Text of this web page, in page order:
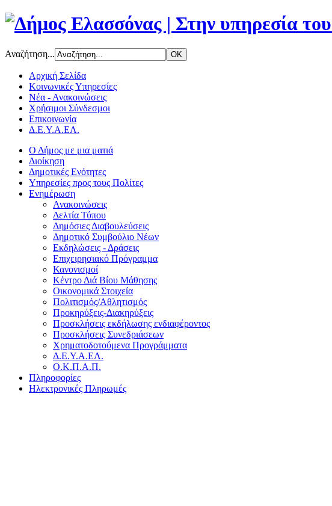
Αναζήτηση...
Αρχική Σελίδα
Κοινωνικές Υπηρεσίες
Νέα - Ανακοινώσεις
Χρήσιμοι Σύνδεσμοι
Επικοινωνία
Δ.Ε.Υ.Α.ΕΛ.
Ο Δήμος με μια ματιά
Διοίκηση
Δημοτικές Ενότητες
Υπηρεσίες προς τους Πολίτες
Ενημέρωση
Ανακοινώσεις
Δελτία Τύπου
Δημόσιες Διαβουλεύσεις
Δημοτικό Συμβούλιο Νέων
Εκδηλώσεις - Δράσεις
Επιχειρησιακό Πρόγραμμα
Κανονισμοί
Κέντρο Διά Βίου Μάθησης
Οικονομικά Στοιχεία
Πολιτισμός/Αθλητισμός
Προκηρύξεις-Διακηρύξεις
Προσκλήσεις εκδήλωσης ενδιαφέροντος
Προσκλήσεις Συνεδριάσεων
Χρηματοδοτούμενα Προγράμματα
Δ.Ε.Υ.Α.ΕΛ.
Ο.Κ.Π.Α.Π.
Πληροφορίες
Ηλεκτρονικές Πληρωμές